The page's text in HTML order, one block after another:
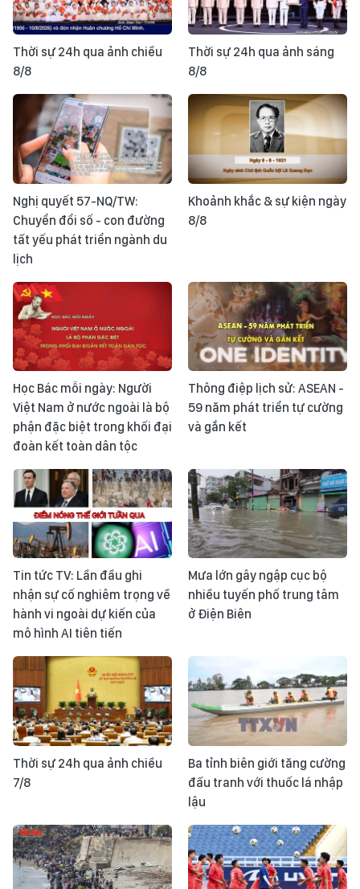
Thời sự 24h qua ảnh chiều
8/8
Thời sự 24h qua ảnh sáng
8/8
Nghị quyết 57-NQ/TW:
Chuyển đổi số - con đường
tất yếu phát triển ngành du
lịch
Khoảnh khắc & sự kiện ngày
8/8
Học Bác mỗi ngày: Người
Việt Nam ở nước ngoài là bộ
phận đặc biệt trong khối đại
đoàn kết toàn dân tộc
Thông điệp lịch sử: ASEAN -
59 năm phát triển tự cường
và gắn kết
Tin tức TV: Lần đầu ghi
nhận sự cố nghiêm trọng về
hành vi ngoài dự kiến của
mô hình AI tiên tiến
Mưa lớn gây ngập cục bộ
nhiều tuyến phố trung tâm
ở Điện Biên
Thời sự 24h qua ảnh chiều
7/8
Ba tỉnh biên giới tăng cường
đấu tranh với thuốc lá nhập
lậu